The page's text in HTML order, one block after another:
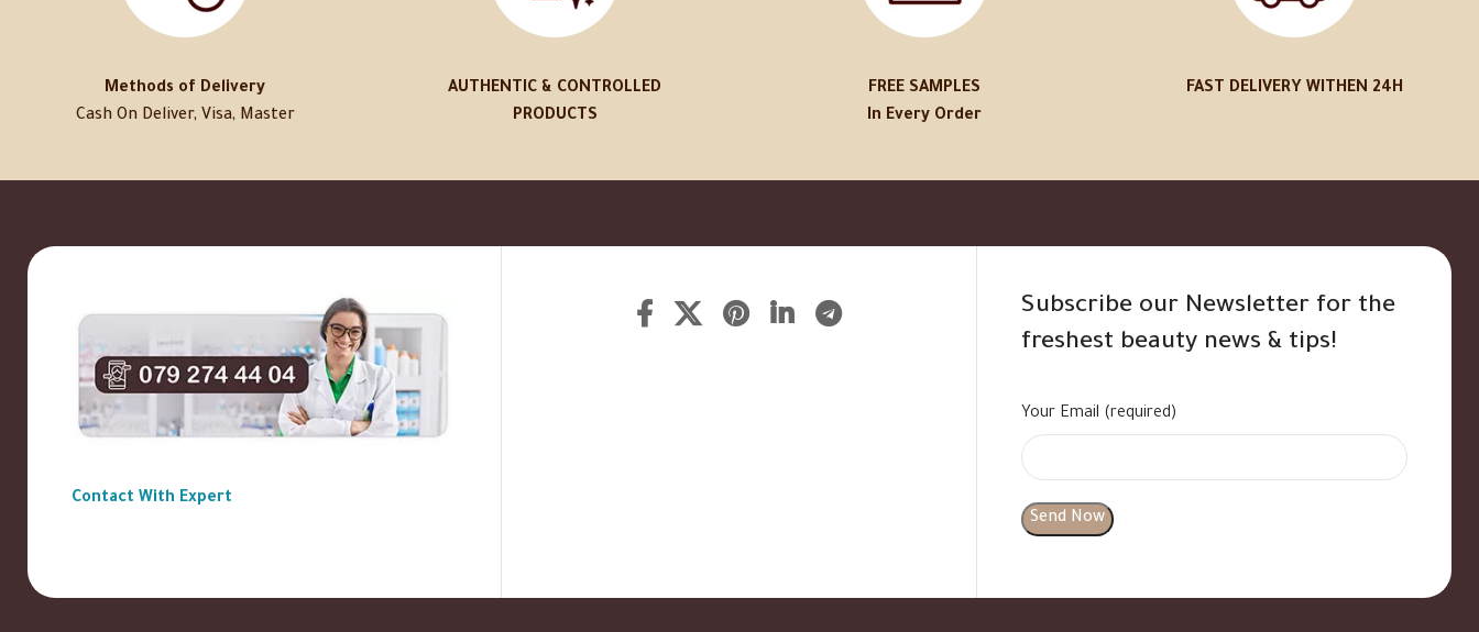
Methods of Delivery
Cash On Deliver, Visa, Master
AUTHENTIC & CONTROLLED
PRODUCTS
FREE SAMPLES
In Every Order
FAST DELIVERY WITHEN 24H
Contact With Expert
Subscribe our Newsletter for the
freshest beauty news & tips!
Your Email (required)